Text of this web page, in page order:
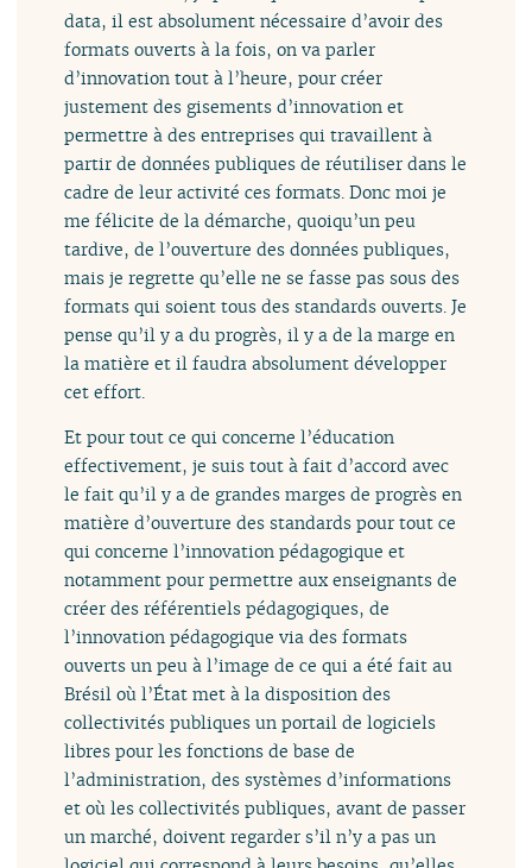
data, il est absolument nécessaire d’avoir des
formats ouverts à la fois, on va parler
d’innovation tout à l’heure, pour créer
justement des gisements d’innovation et
permettre à des entreprises qui travaillent à
partir de données publiques de réutiliser dans le
cadre de leur activité ces formats. Donc moi je
me félicite de la démarche, quoiqu’un peu
tardive, de l’ouverture des données publiques,
mais je regrette qu’elle ne se fasse pas sous des
formats qui soient tous des standards ouverts. Je
pense qu’il y a du progrès, il y a de la marge en
la matière et il faudra absolument développer
cet effort.
Et pour tout ce qui concerne l’éducation
effectivement, je suis tout à fait d’accord avec
le fait qu’il y a de grandes marges de progrès en
matière d’ouverture des standards pour tout ce
qui concerne l’innovation pédagogique et
notamment pour permettre aux enseignants de
créer des référentiels pédagogiques, de
l’innovation pédagogique via des formats
ouverts un peu à l’image de ce qui a été fait au
Brésil où l’État met à la disposition des
collectivités publiques un portail de logiciels
libres pour les fonctions de base de
l’administration, des systèmes d’informations
et où les collectivités publiques, avant de passer
un marché, doivent regarder s’il n’y a pas un